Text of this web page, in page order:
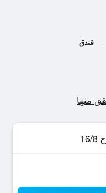
فندق
ح 16/8